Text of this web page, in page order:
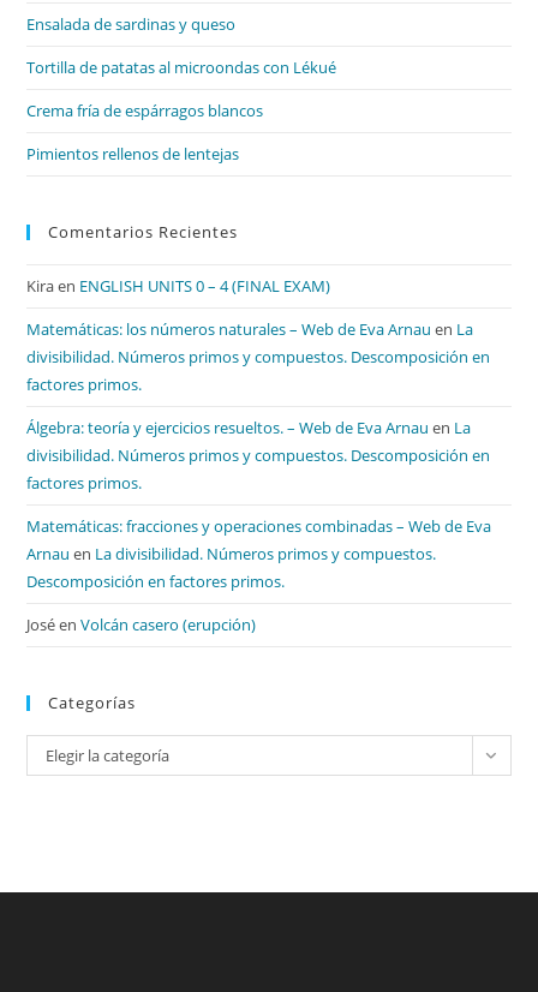
Ensalada de sardinas y queso
Tortilla de patatas al microondas con Lékué
Crema fría de espárragos blancos
Pimientos rellenos de lentejas
Comentarios Recientes
Kiraen ENGLISH UNITS 0 – 4 (FINAL EXAM)
Matemáticas: los números naturales – Web de Eva Arnau en La
divisibilidad. Números primos y compuestos. Descomposición en
factores primos.
Álgebra: teoría y ejercicios resueltos. – Web de Eva Arnau en La
divisibilidad. Números primos y compuestos. Descomposición en
factores primos.
Matemáticas: fracciones y operaciones combinadas – Web de Eva
Arnau en La divisibilidad. Números primos y compuestos.
Descomposición en factores primos.
JoséenVolcán casero (erupción)
Categorías
Categorías
Elegir la categoría